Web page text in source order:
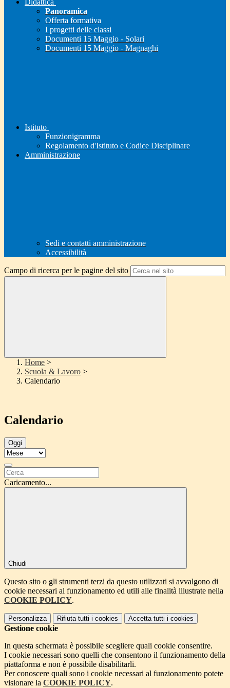
Didattica
Panoramica
Offerta formativa
I progetti delle classi
Documenti 15 Maggio - Solari
Documenti 15 Maggio - Magnaghi
Istituto
Funzionigramma
Regolamento d'Istituto e Codice Disciplinare
Amministrazione
Sedi e contatti amministrazione
Accessibilità
Campo di ricerca per le pagine del sito
Home >
Scuola & Lavoro >
Calendario
Calendario
Oggi
Caricamento...
Chiudi
Questo sito o gli strumenti terzi da questo utilizzati si avvalgono di
cookie necessari al funzionamento ed utili alle finalità illustrate nella
COOKIE POLICY.
Personalizza Rifiuta tutti i cookies Accetta tutti i cookies
Gestione cookie
In questa schermata è possibile scegliere quali cookie consentire.
I cookie necessari sono quelli che consentono il funzionamento della
piattaforma e non è possibile disabilitarli.
Per conoscere quali sono i cookie necessari al funzionamento potete
visionare la COOKIE POLICY.